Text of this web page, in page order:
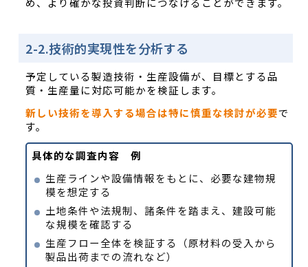
2-2.技術的実現性を分析する
予定している製造技術・生産設備が、目標とする品
質・生産量に対応可能かを検証します。
新しい技術を導入する場合は特に慎重な検討が必要で
す。
具体的な調査内容 例
生産ラインや設備情報をもとに、必要な建物規
模を想定する
土地条件や法規制、諸条件を踏まえ、建設可能
な規模を確認する
生産フロー全体を検証する（原材料の受入から
製品出荷までの流れなど）